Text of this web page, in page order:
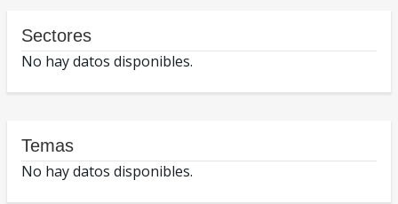
Sectores
No hay datos disponibles.
Temas
No hay datos disponibles.